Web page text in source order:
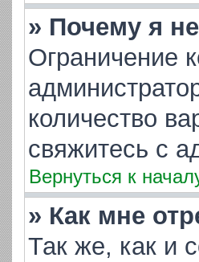
» Почему я
Ограничение
количество
свяжитесь с
Вернуться к
» Как мне
Так же, как и